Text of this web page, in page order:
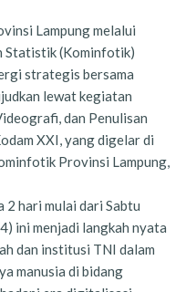
Lampung melalui
Statistik (Kominfotik)
strategis bersama
lewat kegiatan
dan Penulisan
XXI, yang digelar di
Provinsi Lampung,
2 hari mulai dari Sabtu
ini menjadi langkah nyata
dan institusi TNI dalam
manusia di bidang